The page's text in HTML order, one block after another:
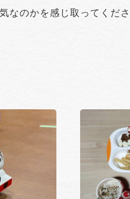
なのかを感じ取ってくださ